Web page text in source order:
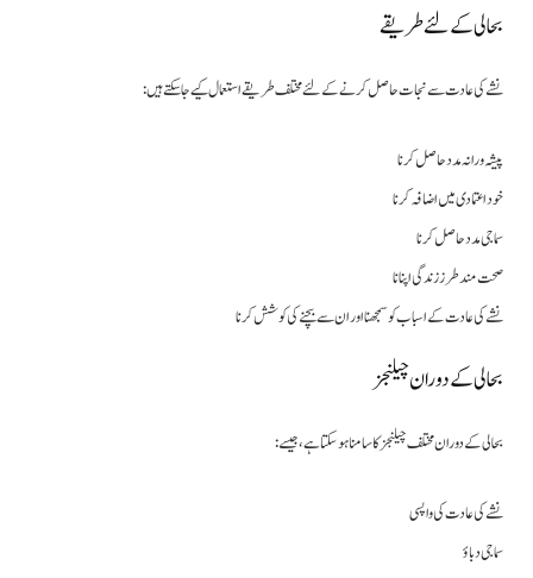
بحالی کے لئے طریقے
نشے کی عادت سے نجات حاصل کرنے کے لئے مختلف طریقے استعمال کیے جا سکتے ہیں:
پیشہ ورانہ مدد حاصل کرنا
خود اعتمادی میں اضافہ کرنا
سماجی مدد حاصل کرنا
صحت مند طرز زندگی اپنانا
نشے کی عادت کے اسباب کو سمجھنا اور ان سے بچنے کی کوشش کرنا
بحالی کے دوران چیلنجز
بحالی کے دوران مختلف چیلنجز کا سامنا ہو سکتا ہے، جیسے:
نشے کی عادت کی واپسی
سماجی دباؤ